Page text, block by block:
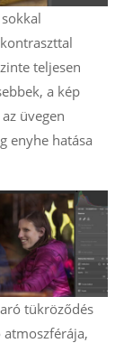
teljesen
a kép
üvegen
enyhe hatása
tükröződés